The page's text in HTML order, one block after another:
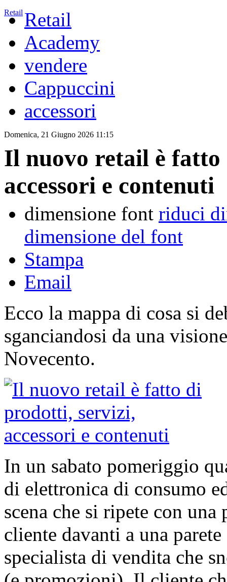
Retail Retail
Academy
vendere
Cappuccini
accessori
Domenica, 21 Giugno 2026 11:15
Il nuovo retail è
accessori e contenuti
dimensione font riduci
dimensione del font
Stampa
Email
Ecco la mappa di cosa si
sganciandosi da una
Novecento.
In un sabato pomeriggio
di elettronica di consumo
scena che si ripete con
cliente davanti a una
specialista di vendita che